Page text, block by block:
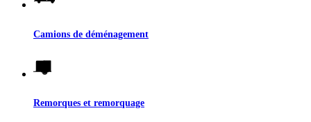
Camions de déménagement
Remorques et remorquage